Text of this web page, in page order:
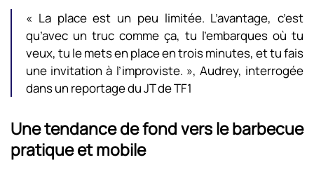
« La place est un peu limitée. L’avantage, c’est
qu’avec un truc comme ça, tu l’embarques où tu
veux, tu le mets en place en trois minutes, et tu fais
une invitation à l’improviste. », Audrey, interrogée
dans un reportage du JT de TF1
Une tendance de fond vers le barbecue
pratique et mobile